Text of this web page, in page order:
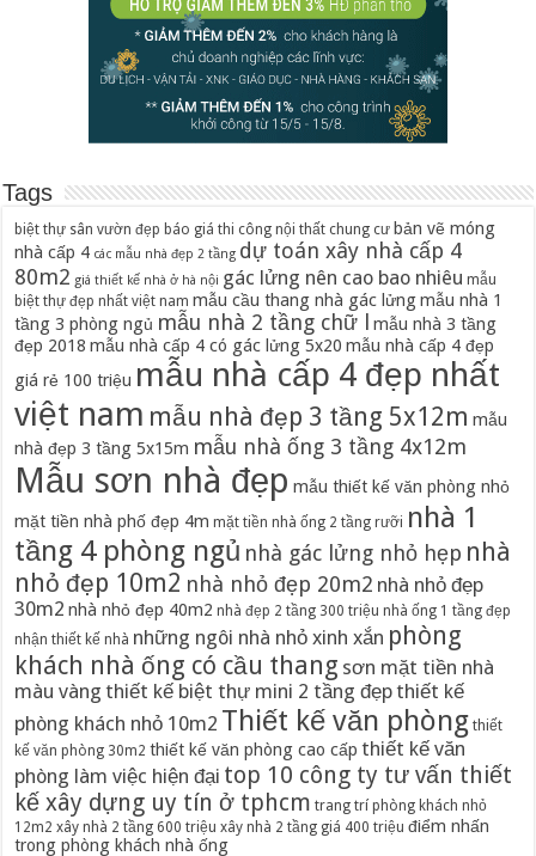
Tags
biệt thự sân vườn đẹp báo giá thi công nội thất chung cư bản vẽ móng
nhà cấp 4 các mẫu nhà đẹp 2 tầng dự toán xây nhà cấp 4
80m2 giá thiết kế nhà ở hà nội gác lửng nên cao bao nhiêu mẫu
biệt thự đẹp nhất việt nam mẫu cầu thang nhà gác lửng mẫu nhà 1
tầng 3 phòng ngủ mẫu nhà 2 tầng chữ l mẫu nhà 3 tầng
đẹp 2018 mẫu nhà cấp 4 có gác lửng 5x20 mẫu nhà cấp 4 đẹp
giá rẻ 100 triệu mẫu nhà cấp 4 đẹp nhất
việt nam mẫu nhà đẹp 3 tầng 5x12m mẫu
nhà đẹp 3 tầng 5x15m mẫu nhà ống 3 tầng 4x12m
Mẫu sơn nhà đẹp mẫu thiết kế văn phòng nhỏ
mặt tiền nhà phố đẹp 4m mặt tiền nhà ống 2 tầng rưỡi nhà 1
tầng 4 phòng ngủ nhà gác lửng nhỏ hẹp nhà
nhỏ đẹp 10m2 nhà nhỏ đẹp 20m2 nhà nhỏ đẹp
30m2 nhà nhỏ đẹp 40m2 nhà đẹp 2 tầng 300 triệu nhà ống 1 tầng đẹp
nhận thiết kế nhà những ngôi nhà nhỏ xinh xắn phòng
khách nhà ống có cầu thang sơn mặt tiền nhà
màu vàng thiết kế biệt thự mini 2 tầng đẹpthiết kế
phòng khách nhỏ 10m2 Thiết kế văn phòng thiết
kế văn phòng 30m2 thiết kế văn phòng cao cấp thiết kế văn
phòng làm việc hiện đại top 10 công ty tư vấn thiết
kế xây dựng uy tín ở tphcm trang trí phòng khách nhỏ
12m2 xây nhà 2 tầng 600 triệu xây nhà 2 tầng giá 400 triệu điểm nhấn
trong phòng khách nhà ống